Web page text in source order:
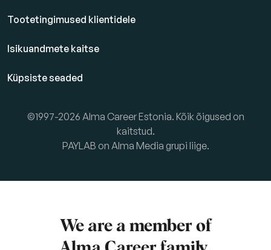
Tootetingimused klientidele
Isikuandmete kaitse
Küpsiste seaded
©1997-2026 Alma Career Estonia. Kõik õigused on
kaitstud.
PAYLAB on Alma Media grupi liige.
We are a member of